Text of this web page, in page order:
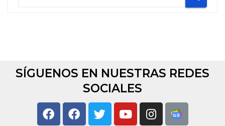
SÍGUENOS EN NUESTRAS REDES
SOCIALES